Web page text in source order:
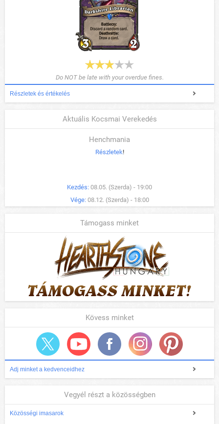
Do NOT be late with your overdue fines.
Részletek és értékelés
Aktuális Kocsmai Verekedés
Henchmania
Részletek!
Kezdés: 08.05. (Szerda) - 19:00
Vége: 08.12. (Szerda) - 18:00
Támogass minket
Kövess minket
Adj minket a kedvenceidhez
Vegyél részt a közösségben
Közösségi imasarok